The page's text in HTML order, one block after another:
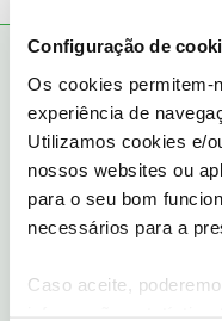
Configuração de
Os cookies permitem-
experiência de
Utilizamos cookies e/
nossos websites ou
para o seu bom
necessários para a
Caso aceite,
Mário P. RESPOSTA
Queremos ajuda-lo.
Mas como estamos a
pedimos por favor, que
Ajude a comunidade a